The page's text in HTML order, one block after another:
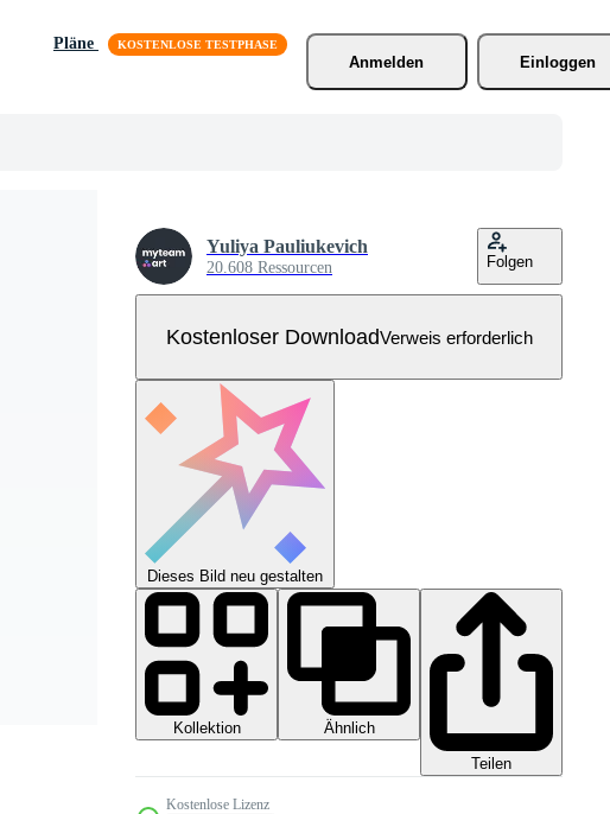
Pläne
Anmelden
Einloggen
Yuliya Pauliukevich
20.608 Ressourcen Folgen
Kostenloser DownloadVerweis erforderlich
Dieses Bild neu gestalten
Kollektion
Ähnlich
Teilen
Kostenlose Lizenz